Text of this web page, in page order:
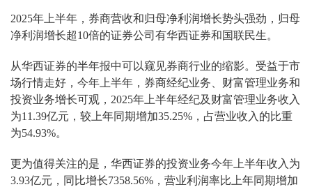
2025年上半年，券商营收和归母净利润增长势头强劲，归母
净利润增长超10倍的证券公司有华西证券和国联民生。
从华西证券的半年报中可以窥见券商行业的缩影。受益于市
场行情走好，今年上半年，券商经纪业务、财富管理业务和
投资业务增长可观，2025年上半年经纪及财富管理业务收入
为11.39亿元，较上年同期增加35.25%，占营业收入的比重
为54.93%。
更为值得关注的是，华西证券的投资业务今年上半年收入为
3.93亿元，同比增长7358.56%，营业利润率比上年同期增加